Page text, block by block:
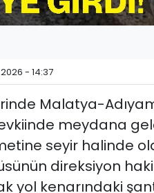
- 14:37
Malatya-
meydana
seyir halinde
direksiyon
yol kenarındaki